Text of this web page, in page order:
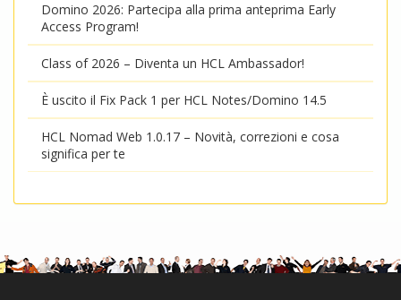
Domino 2026: Partecipa alla prima anteprima Early
Access Program!
Class of 2026 – Diventa un HCL Ambassador!
È uscito il Fix Pack 1 per HCL Notes/Domino 14.5
HCL Nomad Web 1.0.17 – Novità, correzioni e cosa
significa per te